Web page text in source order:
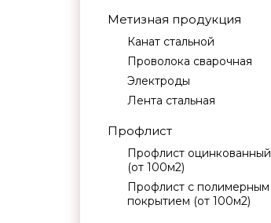
Метизная продукция
Канат стальной
Проволока сварочная
Электроды
Лента стальная
Профлист
Профлист оцинкованный
(от 100м2)
Профлист с полимерным
покрытием (от 100м2)